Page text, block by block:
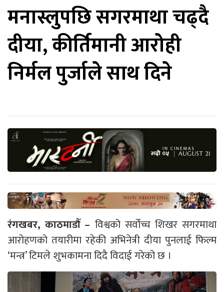
मनास्लुपछि सगरमाथा चढ्दै
दीया, कीर्तिमानी आरोही
निर्मल पुर्जाले साथ दिने
रंगखबर, काठमाडौँ – विश्वको सर्वोच्च शिखर सगरमाथा
आरोहणको तयारीमा रहेकी अभिनेत्री दीया पुनलाई फिल्म
‘मन्त्र’ टिमले शुभकामना दिदै विदाई गरेको छ ।